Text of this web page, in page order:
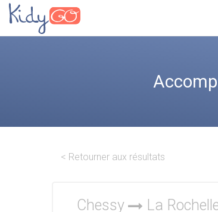
< Retourner aux résultats
Chessy La